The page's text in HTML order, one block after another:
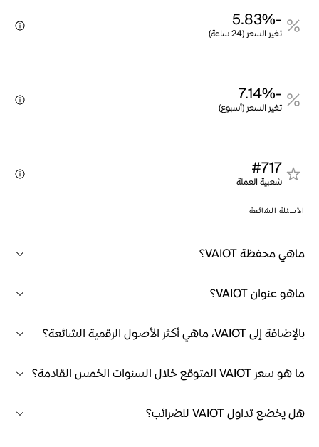
-5.83%
تغير السعر (24 ساعة)
-7.14%
تغير السعر (أسبوع)
#717
شعبية العملة
الأسئلة الشائعة
ماهي محفظة VAIOT؟
ماهو عنوان VAIOT؟
بالإضافة إلى VAIOT، ماهي أكثر الأصول الرقمية الشائعة؟
ما هو سعر VAIOT المتوقع خلال السنوات الخمس القادمة؟
هل يخضع تداول VAIOT للضرائب؟